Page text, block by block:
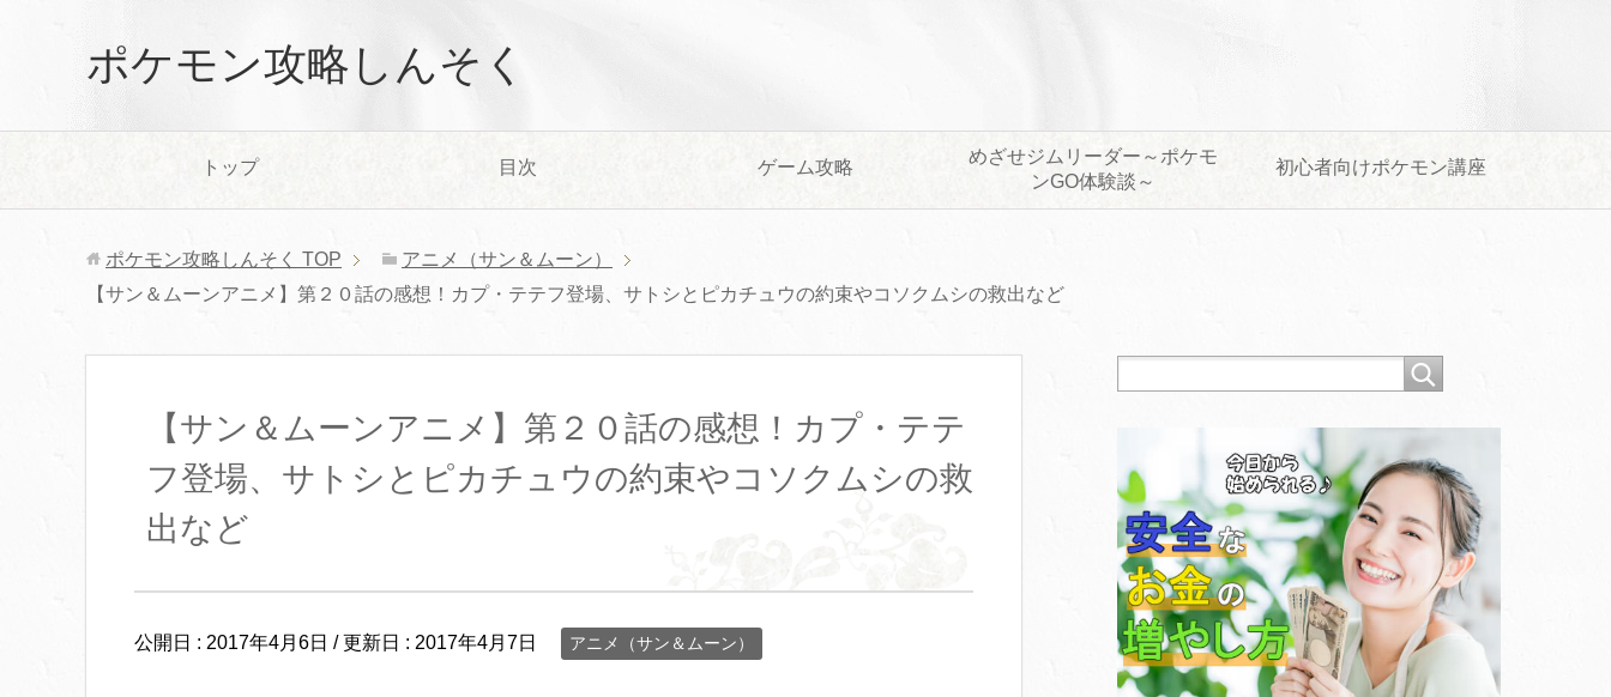
ポケモン攻略しんそく
トップ 目次 ゲーム攻略
めざせジムリーダー～ポケモ
ンGO体験談～
初心者向けポケモン講座
ポケモン攻略しんそく TOP
アニメ（サン＆ムーン）
【サン＆ムーンアニメ】第２０話の感想！カプ・テテフ登場、サトシとピカチュウの約束やコソクムシの救出など
【サン＆ムーンアニメ】第２０話の感想！カプ・テテ
フ登場、サトシとピカチュウの約束やコソクムシの救
出など
公開日 : 2017年4月6日 / 更新日 : 2017年4月7日 アニメ（サン＆ムーン）